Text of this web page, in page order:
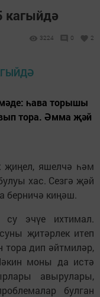
кагыйдә
3224 0 2
һава торышы
тора. Әмма җәй
җиңел, яшелчә һәм
хас. Сезгә җәй
берничә киңәш.
су эчүе ихтимал.
җитәрлек итеп
тора дип әйтмиләр,
моны да истә
авырулары,
булган